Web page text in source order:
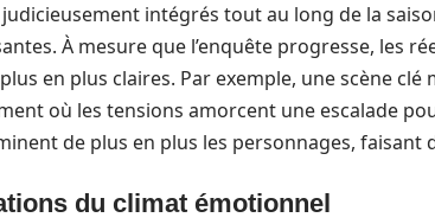
judicieusement intégrés tout au long de la
À mesure que l’enquête progresse, les
en plus claires. Par exemple, une scène
où les tensions amorcent une escalade
de plus en plus les personnages,
du climat émotionnel